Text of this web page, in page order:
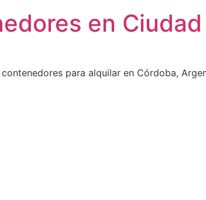
en
para alquilar en Córdoba,